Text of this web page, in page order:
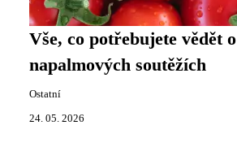
Vše, co potřebujete vědět o
napalmových soutěžích
Ostatní
24. 05. 2026